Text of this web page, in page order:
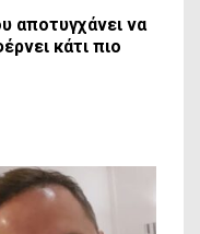
αποτυγχάνει να
κάτι πιο